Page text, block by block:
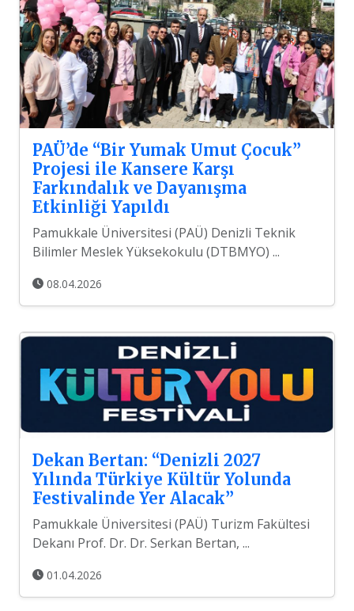
PAÜ’de “Bir Yumak Umut Çocuk”
Projesi ile Kansere Karşı
Farkındalık ve Dayanışma
Etkinliği Yapıldı
Pamukkale Üniversitesi (PAÜ) Denizli Teknik
Bilimler Meslek Yüksekokulu (DTBMYO) ...
08.04.2026
Dekan Bertan: “Denizli 2027
Yılında Türkiye Kültür Yolunda
Festivalinde Yer Alacak”
Pamukkale Üniversitesi (PAÜ) Turizm Fakültesi
Dekanı Prof. Dr. Dr. Serkan Bertan, ...
01.04.2026